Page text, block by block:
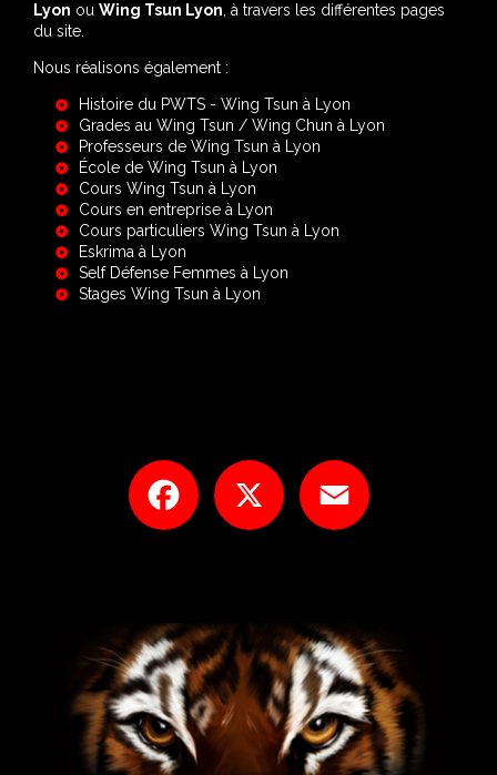
Lyon ou Wing Tsun Lyon , à travers les différentes pages
du site.
Nous réalisons également :
Histoire du PWTS - Wing Tsun à Lyon
Grades au Wing Tsun / Wing Chun à Lyon
Professeurs de Wing Tsun à Lyon
École de Wing Tsun à Lyon
Cours Wing Tsun à Lyon
Cours en entreprise à Lyon
Cours particuliers Wing Tsun à Lyon
Eskrima à Lyon
Self Défense Femmes à Lyon
Stages Wing Tsun à Lyon
Facebook